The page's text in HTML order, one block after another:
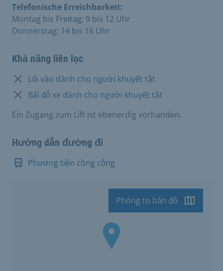
Telefonische Erreichbarkeit:
Montag bis Freitag: 9 bis 12 Uhr
Donnerstag: 14 bis 16 Uhr
Khả năng liên lạc
Không có:
Lối vào dành cho người khuyết tật
Không có:
Bãi đỗ xe dành cho người khuyết tật
Ein Zugang zum Lift ist ebenerdig vorhanden.
Hướng dẫn đường đi
Phương tiện công cộng
Phóng to bản đồ